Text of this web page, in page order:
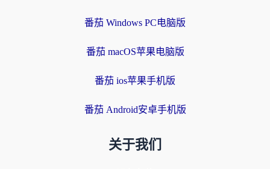
番茄 Windows PC电脑版
番茄 macOS苹果电脑版
番茄 ios苹果手机版
番茄 Android安卓手机版
关于我们